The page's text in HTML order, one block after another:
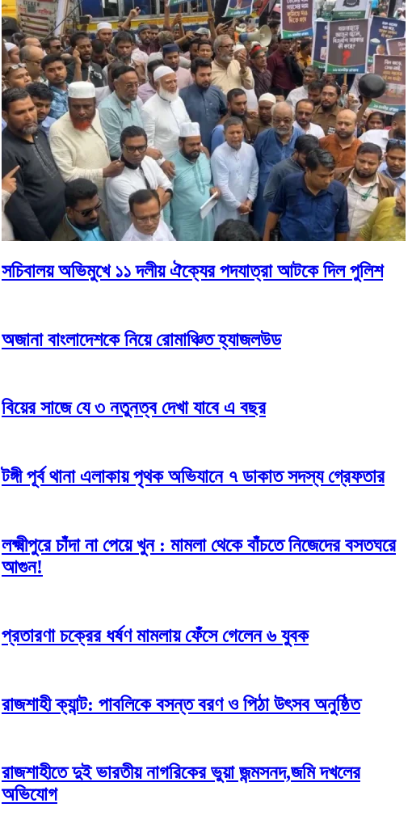
সচিবালয় অভিমুখে ১১ দলীয় ঐক্যের পদযাত্রা আটকে দিল পুলিশ
অজানা বাংলাদেশকে নিয়ে রোমাঞ্চিত হ্যাজলউড
বিয়ের সাজে যে ৩ নতুনত্ব দেখা যাবে এ বছর
টঙ্গী পূর্ব থানা এলাকায় পৃথক অভিযানে ৭ ডাকাত সদস্য গ্রেফতার
লক্ষ্মীপুরে চাঁদা না পেয়ে খুন : মামলা থেকে বাঁচতে নিজেদের বসতঘরে
আগুন!
প্রতারণা চক্রের ধর্ষণ মামলায় ফেঁসে গেলেন ৬ যুবক
রাজশাহী ক্যান্ট: পাবলিকে বসন্ত বরণ ও পিঠা উৎসব অনুষ্ঠিত
রাজশাহীতে দুই ভারতীয় নাগরিকের ভুয়া জন্মসনদ,জমি দখলের
অভিযোগ